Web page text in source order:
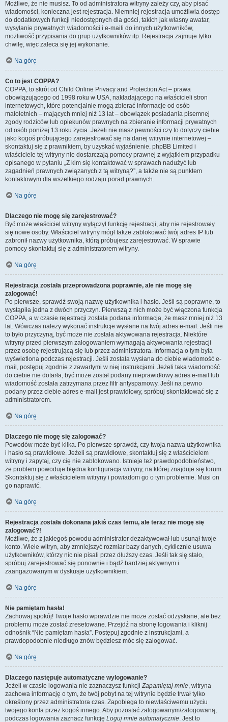
Możliwe, że nie musisz. To od administratora witryny zależy czy, aby pisać
wiadomości, konieczna jest rejestracja. Niemniej rejestracja umożliwia dostęp
do dodatkowych funkcji niedostępnych dla gości, takich jak własny awatar,
wysyłanie prywatnych wiadomości i e-maili do innych użytkowników,
możliwość przypisania do grup użytkowników itp. Rejestracja zajmuje tylko
chwilę, więc zaleca się jej wykonanie.
Na górę
Co to jest COPPA?
COPPA, to skrót od Child Online Privacy and Protection Act – prawa
obowiązującego od 1998 roku w USA, nakładającego na właścicieli stron
internetowych, które potencjalnie mogą zbierać informacje od osób
małoletnich – mających mniej niż 13 lat – obowiązek posiadania pisemnej
zgody rodziców lub opiekunów prawnych na zbieranie informacji prywatnych
od osób poniżej 13 roku życia. Jeżeli nie masz pewności czy to dotyczy ciebie
jako kogoś próbującego zarejestrować się na danej witrynie internetowej –
skontaktuj się z prawnikiem, by uzyskać wyjaśnienie. phpBB Limited i
właściciele tej witryny nie dostarczają pomocy prawnej z wyjątkiem przypadku
opisanego w pytaniu „Z kim się kontaktować w sprawach nadużyć lub
zagadnień prawnych związanych z tą witryną?”, a także nie są punktem
kontaktowym dla wszelkiego rodzaju porad prawnych.
Na górę
Dlaczego nie mogę się zarejestrować?
Być może właściciel witryny wyłączył funkcję rejestracji, aby nie rejestrowały
się nowe osoby. Właściciel witryny mógł także zablokować twój adres IP lub
zabronił nazwy użytkownika, którą próbujesz zarejestrować. W sprawie
pomocy skontaktuj się z administratorem witryny.
Na górę
Rejestracja została przeprowadzona poprawnie, ale nie mogę się
zalogować!
Po pierwsze, sprawdź swoją nazwę użytkownika i hasło. Jeśli są poprawne, to
wystąpiła jedna z dwóch przyczyn. Pierwszą z nich może być włączona funkcja
COPPA, a w czasie rejestracji została podana informacja, że masz mniej niż 13
lat. Wówczas należy wykonać instrukcje wysłane na twój adres e-mail. Jeśli nie
to było przyczyną, być może nie została aktywowana rejestracja. Niektóre
witryny przed pierwszym zalogowaniem wymagają aktywowania rejestracji
przez osobę rejestrującą się lub przez administratora. Informacja o tym była
wyświetlona podczas rejestracji. Jeśli została wysłana do ciebie wiadomość e-
mail, postępuj zgodnie z zawartymi w niej instrukcjami. Jeżeli taka wiadomość
do ciebie nie dotarła, być może został podany nieprawidłowy adres e-mail lub
wiadomość została zatrzymana przez filtr antyspamowy. Jeśli na pewno
podany przez ciebie adres e-mail jest prawidłowy, spróbuj skontaktować się z
administratorem.
Na górę
Dlaczego nie mogę się zalogować?
Powodów może być kilka. Po pierwsze sprawdź, czy twoja nazwa użytkownika
i hasło są prawidłowe. Jeżeli są prawidłowe, skontaktuj się z właścicielem
witryny i zapytaj, czy cię nie zablokowano. Istnieje też prawdopodobieństwo,
że problem powoduje błędna konfiguracja witryny, na której znajduje się forum.
Skontaktuj się z właścicielem witryny i powiadom go o tym problemie. Musi on
go naprawić.
Na górę
Rejestracja została dokonana jakiś czas temu, ale teraz nie mogę się
zalogować?!
Możliwe, że z jakiegoś powodu administrator dezaktywował lub usunął twoje
konto. Wiele witryn, aby zmniejszyć rozmiar bazy danych, cyklicznie usuwa
użytkowników, którzy nic nie pisali przez dłuższy czas. Jeśli tak się stało,
spróbuj zarejestrować się ponownie i bądź bardziej aktywnym i
zaangażowanym w dyskusje użytkownikiem.
Na górę
Nie pamiętam hasła!
Zachowaj spokój! Twoje hasło wprawdzie nie może zostać odzyskane, ale bez
problemu może zostać zresetowane. Przejdź na stronę logowania i kliknij
odnośnik “Nie pamiętam hasła”. Postępuj zgodnie z instrukcjami, a
prawdopodobnie niedługo znów będziesz móc się zalogować.
Na górę
Dlaczego następuje automatyczne wylogowanie?
Jeżeli w czasie logowania nie zaznaczysz funkcjiZapamiętaj mnie, witryna
zachowa informację o tym, że twój pobyt na tej witrynie będzie trwał tylko
określony przez administratora czas. Zapobiega to niewłaściwemu użyciu
twojego konta przez kogoś innego. Aby pozostać zalogowanym/zalogowaną,
podczas logowania zaznacz funkcję Loguj mnie automatycznie. Jest to